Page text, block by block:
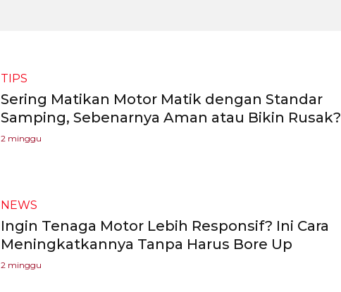
TIPS
Sering Matikan Motor Matik dengan Standar
Samping, Sebenarnya Aman atau Bikin Rusak?
2 minggu
NEWS
Ingin Tenaga Motor Lebih Responsif? Ini Cara
Meningkatkannya Tanpa Harus Bore Up
2 minggu